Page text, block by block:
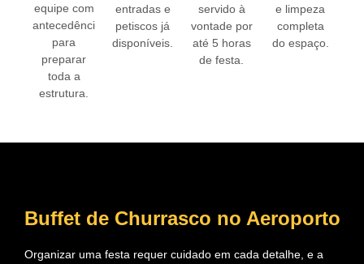
equipe com
antecedência
para
preparar
toda a
estrutura.
entradas e
petiscos já
disponíveis.
servido à
vontade por
até 5 horas
de festa.
e limpeza
completa
do espaço.
Buffet de Churrasco no Aeroporto
Organizar uma festa requer cuidado em cada detalhe, e a